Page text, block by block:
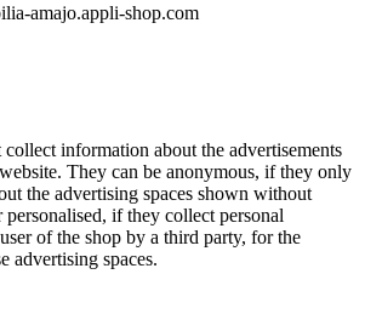
amajo.appli-shop.com
collect information about the advertisements
They can be anonymous, if they only
the advertising spaces shown without
if they collect personal
of the shop by a third party, for the
advertising spaces.